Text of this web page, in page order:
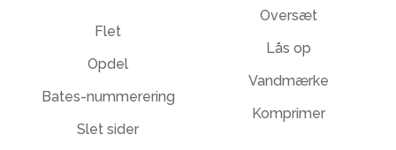
Flet
Opdel
Bates-nummerering
Slet sider
Oversæt
Lås op
Vandmærke
Komprimer